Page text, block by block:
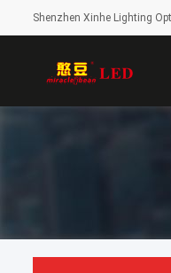
Shenzhen Xinhe Lighting